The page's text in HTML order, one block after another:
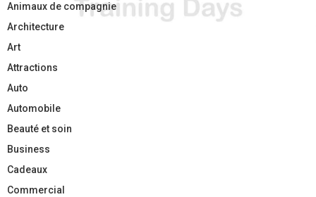
Animaux de compagnie
Architecture
Art
Attractions
Auto
Automobile
Beauté et soin
Business
Cadeaux
Commercial